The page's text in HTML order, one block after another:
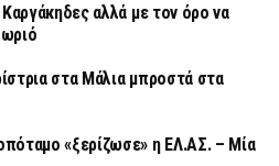
Καργάκηδες αλλά με τον όρο να
στα Μάλια μπροστά στα
«ξερίζωσε» η ΕΛ.ΑΣ. – Μία